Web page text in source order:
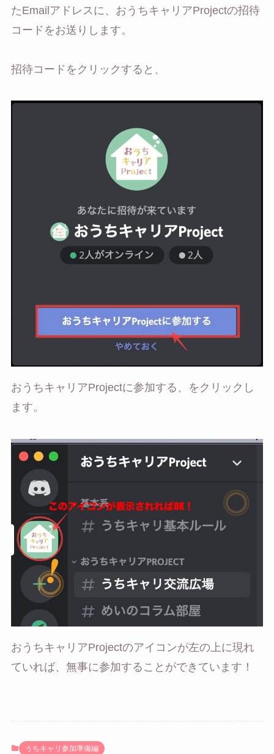
たEmailアドレスに、おうちキャリアProjectの招待
コードをお送りします。
招待コードをクリックすると、
おうちキャリアProjectに参加する、をクリックし
ます。
おうちキャリアProjectのアイコンが左の上に現れ
ていれば、無事に参加することができています！
うちキャリ参加準備編